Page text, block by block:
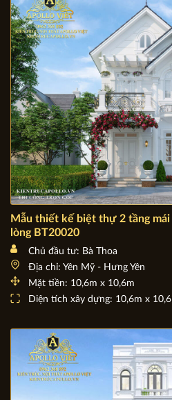
Địa chỉ: Đại Phúc - Bắc Ninh
Mặt tiền: 8.22m
Diện tích xây dựng: 8.22m x
Mẫu thiết kế biệt thự 2 tầng mái
lòng BT20020
Mặt tiền: 10,6m x 10,6m
Diện tích xây dựng: 10,6m x